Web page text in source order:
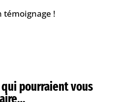
témoignage !
pourraient vous